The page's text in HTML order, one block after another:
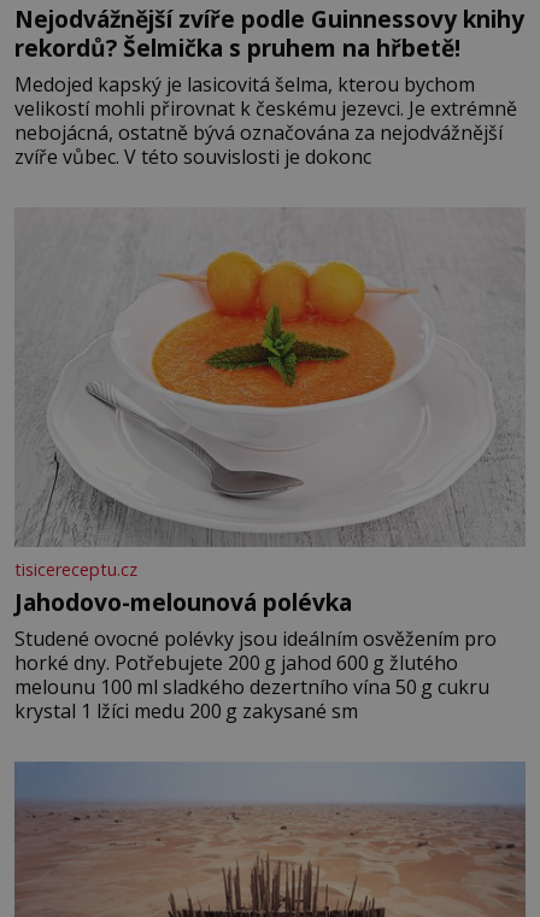
Nejodvážnější zvíře podle Guinnessovy knihy
rekordů? Šelmička s pruhem na hřbetě!
Medojed kapský je lasicovitá šelma, kterou bychom
velikostí mohli přirovnat k českému jezevci. Je extrémně
nebojácná, ostatně bývá označována za nejodvážnější
zvíře vůbec. V této souvislosti je dokonc
tisicereceptu.cz
Jahodovo-melounová polévka
Studené ovocné polévky jsou ideálním osvěžením pro
horké dny. Potřebujete 200 g jahod 600 g žlutého
melounu 100 ml sladkého dezertního vína 50 g cukru
krystal 1 lžíci medu 200 g zakysané sm